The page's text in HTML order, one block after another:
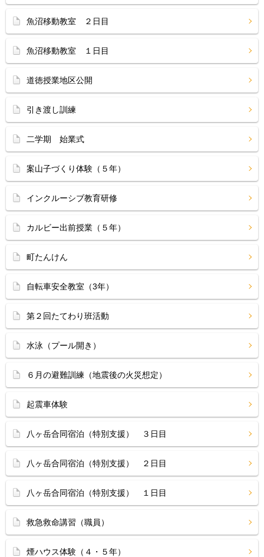
魚沼移動教室 ２日目
魚沼移動教室 １日目
道徳授業地区公開
引き渡し訓練
二学期 始業式
案山子づくり体験（５年）
インクルーシブ教育研修
カルビー出前授業（５年）
町たんけん
自転車安全教室（3年）
第２回たてわり班活動
水泳（プール開き）
６月の避難訓練（地震後の火災想定）
起震車体験
八ヶ岳合同宿泊（特別支援） ３日目
八ヶ岳合同宿泊（特別支援） ２日目
八ヶ岳合同宿泊（特別支援） １日目
救急救命講習（職員）
煙ハウス体験（４・５年）